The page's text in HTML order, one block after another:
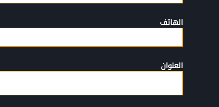
الهاتف
العنوان